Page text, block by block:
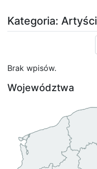
Kategoria: Artyści
Brak wpisów.
Województwa